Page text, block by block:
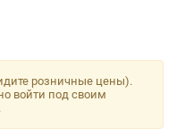
розничные цены).
войти под своим